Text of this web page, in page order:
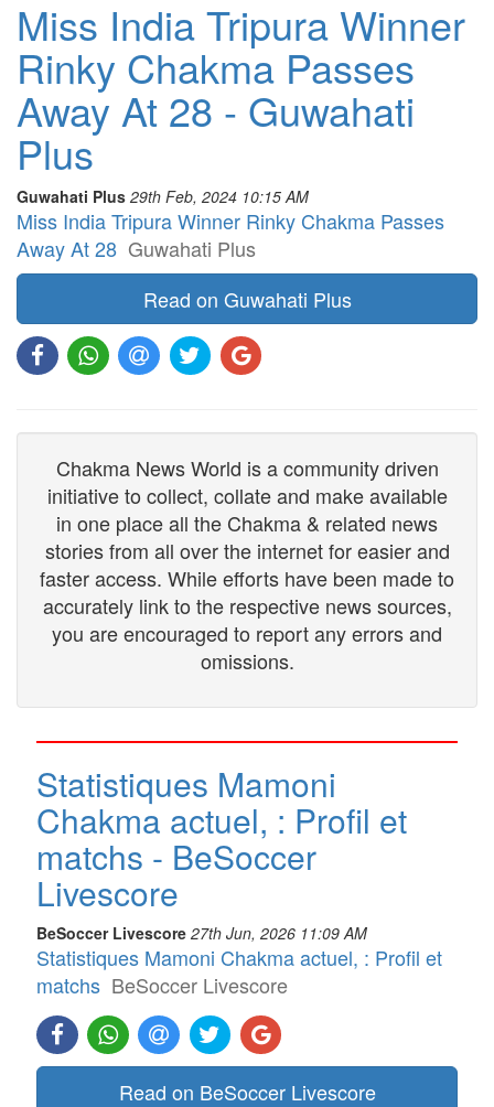
Miss India Tripura Winner
Rinky Chakma Passes
Away At 28 - Guwahati
Plus
Guwahati Plus 29th Feb, 2024 10:15 AM
Miss India Tripura Winner Rinky Chakma Passes
Away At 28 Guwahati Plus
Read on Guwahati Plus
Chakma News World is a community driven
initiative to collect, collate and make available
in one place all the Chakma & related news
stories from all over the internet for easier and
faster access. While efforts have been made to
accurately link to the respective news sources,
you are encouraged to report any errors and
omissions.
Statistiques Mamoni
Chakma actuel, : Profil et
matchs - BeSoccer
Livescore
BeSoccer Livescore 27th Jun, 2026 11:09 AM
Statistiques Mamoni Chakma actuel, : Profil et
matchs BeSoccer Livescore
Read on BeSoccer Livescore